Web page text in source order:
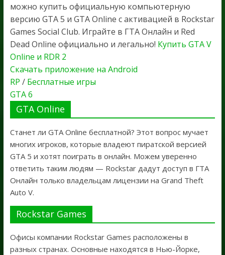
можно купить официальную компьютерную
версию GTA 5 и GTA Online с активацией в Rockstar
Games Social Club. Играйте в ГТА Онлайн и Red
Dead Online официально и легально! Купить GTA V
Online и RDR 2
Скачать приложение на Android
RP / Бесплатные игры
GTA 6
GTA Online
Станет ли GTA Online бесплатной? Этот вопрос мучает
многих игроков, которые владеют пиратской версией
GTA 5 и хотят поиграть в онлайн. Можем уверенно
ответить таким людям — Rockstar дадут доступ в ГТА
Онлайн только владельцам лицензии на Grand Theft
Auto V.
Rockstar Games
Офисы компании Rockstar Games расположены в
разных странах. Основные находятся в Нью-Йорке,